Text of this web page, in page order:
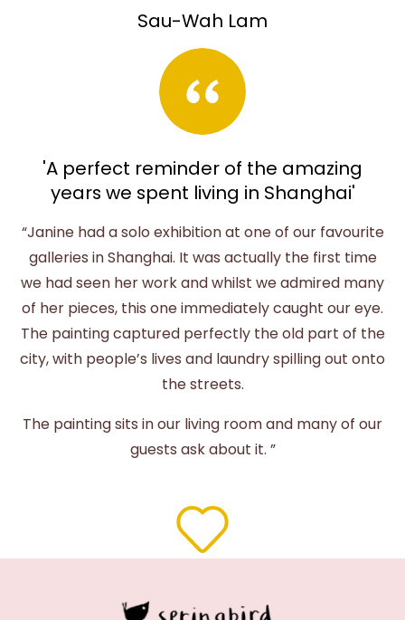
Sau-Wah Lam
'A perfect reminder of the amazing
years we spent living in Shanghai'
“Janine had a solo exhibition at one of our favourite
galleries in Shanghai. It was actually the first time
we had seen her work and whilst we admired many
of her pieces, this one immediately caught our eye.
The painting captured perfectly the old part of the
city, with people’s lives and laundry spilling out onto
the streets.
The painting sits in our living room and many of our
guests ask about it. ”